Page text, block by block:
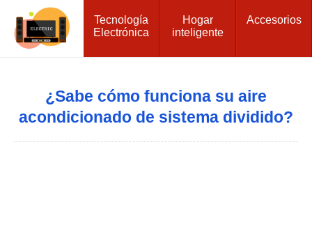
Tecnología
Electrónica
Hogar
inteligente
Accesorios
¿Sabe cómo funciona su aire
acondicionado de sistema dividido?